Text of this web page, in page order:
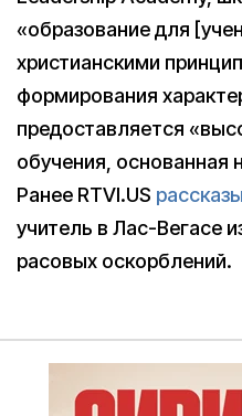
«образование для
христианскими
формирования
предоставляется
обучения, основанная
Ранее RTVI.US
учитель в Лас-Вегасе
расовых оскорблений.